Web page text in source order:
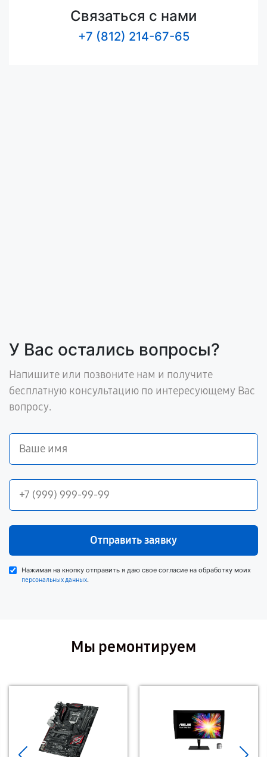
Связаться с нами
+7 (812) 214-67-65
У Вас остались вопросы?
Напишите или позвоните нам и получите
бесплатную консультацию по интересующему Вас
вопросу.
Отправить заявку
Нажимая на кнопку отправить я даю свое согласие на обработку моих
персональных данных.
Мы ремонтируем